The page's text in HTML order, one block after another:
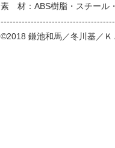
素 材：ABS樹脂・スチール
©2018 鎌池和馬／冬川基／